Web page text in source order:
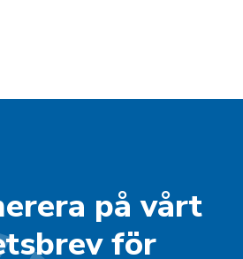
på vårt
för